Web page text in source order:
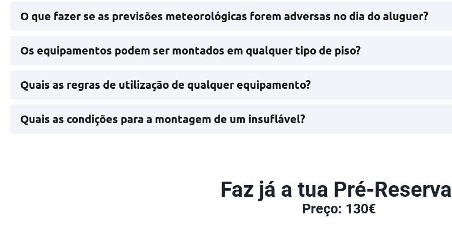
O que fazer se as previsões meteorológicas forem adversas no dia do aluguer?
Os equipamentos podem ser montados em qualquer tipo de piso?
Quais as regras de utilização de qualquer equipamento?
Quais as condições para a montagem de um insuflável?
Faz já a tua Pré-
Preço: 130€